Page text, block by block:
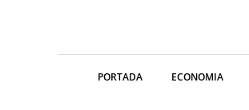
PORTADA ECONOMIA